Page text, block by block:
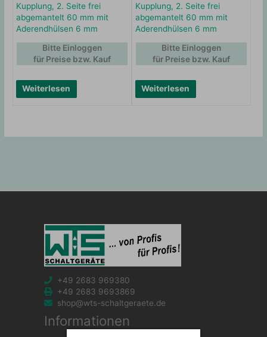
Kupplung, 2. Seite frei
abgemantelt 60 mm mit
Aderendhülsen 6 mm
Weiterlesen
Bitte Einloggen
für Preise bzw. Kauf
Kupplung, 2. Seite frei
abgemantelt 60 mm mit
Aderendhülsen 6 mm
Weiterlesen
Bitte Einloggen
für Preise bzw. Kauf
+49 2683 969380
+49 2683 9693869
shop@wts-schaltgeraete.de
Informationen